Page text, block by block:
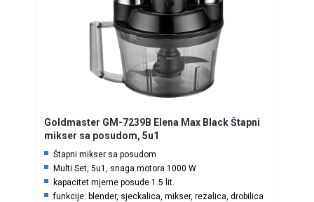
Goldmaster GM-7239B Elena Max Black Štapni
mikser sa posudom, 5u1
Štapni mikser sa posudom
Multi Set, 5u1, snaga motora 1000 W
kapacitet mjerne posude 1.5 lit.
funkcije: blender, sjeckalica, mikser, rezalica, drobilica